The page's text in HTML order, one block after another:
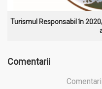
Turismul Responsabil în
Comentarii